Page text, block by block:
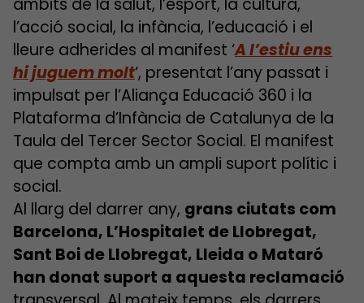
àmbits de la salut, l’esport, la cultura,
l’acció social, la infància, l’educació i el
lleure adherides al manifest ‘A l’estiu ens
hi juguem molt‘, presentat l’any passat i
impulsat per l’Aliança Educació 360 i la
Plataforma d’Infància de Catalunya de la
Taula del Tercer Sector Social. El manifest
que compta amb un ampli suport polític i
social.
Al llarg del darrer any, grans ciutats com
Barcelona, L’Hospitalet de Llobregat,
Sant Boi de Llobregat, Lleida o Mataró
han donat suport a aquesta reclamació